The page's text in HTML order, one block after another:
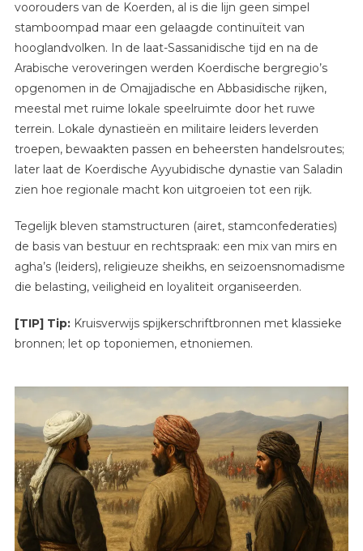
voorouders van de Koerden, al is die lijn geen simpel
stamboompad maar een gelaagde continuïteit van
hooglandvolken. In de laat-Sassanidische tijd en na de
Arabische veroveringen werden Koerdische bergregio’s
opgenomen in de Omajjadische en Abbasidische rijken,
meestal met ruime lokale speelruimte door het ruwe
terrein. Lokale dynastieën en militaire leiders leverden
troepen, bewaakten passen en beheersten handelsroutes;
later laat de Koerdische Ayyubidische dynastie van Saladin
zien hoe regionale macht kon uitgroeien tot een rijk.
Tegelijk bleven stamstructuren (airet, stamconfederaties)
de basis van bestuur en rechtspraak: een mix van mirs en
agha’s (leiders), religieuze sheikhs, en seizoensnomadisme
die belasting, veiligheid en loyaliteit organiseerden.
[TIP] Tip:Kruisverwijs spijkerschriftbronnen met klassieke
bronnen; let op toponiemen, etnoniemen.